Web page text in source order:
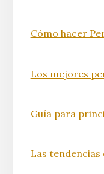
Cómo hacer
Los mejores
Guía para
Las